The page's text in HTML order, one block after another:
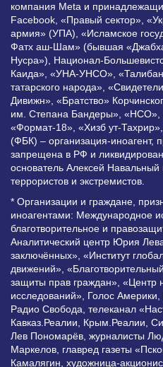
компания Meta и
Facebook, «Правый сектор»,
армия» (УПА), «Исламское
Фатх аш-Шам» (бывшая
Нусра»), Национал-
Каида», «УНА-УНСО»,
татарского народа»,
Дивижн», «Братство»
им. Степана Бандеры», «НСО»,
«Формат-18», «Хизб ут-
(ФБК) – организация-иноагент,
запрещена в РФ и
основатель Алексей
террористов и экстремистов.
* Организации и граждане,
иноагентами: Международное
благотворительное и
Аналитический центр Юрия
заключённых», «Институт
движений»,
защиты прав граждан», «Центр
исследований», Голос
Радио Свобода, телеканал
Кавказ.Реалии, Крым.Реалии,
Лев Пономарёв, журналисты
Маркелов, главред газеты
Камалягин, художница-